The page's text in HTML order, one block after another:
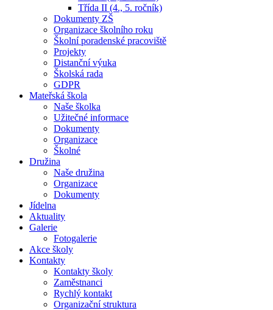
Třída II (4., 5. ročník)
Dokumenty ZŠ
Organizace školního roku
Školní poradenské pracoviště
Projekty
Distanční výuka
Školská rada
GDPR
Mateřská škola
Naše školka
Užitečné informace
Dokumenty
Organizace
Školné
Družina
Naše družina
Organizace
Dokumenty
Jídelna
Aktuality
Galerie
Fotogalerie
Akce školy
Kontakty
Kontakty školy
Zaměstnanci
Rychlý kontakt
Organizační struktura